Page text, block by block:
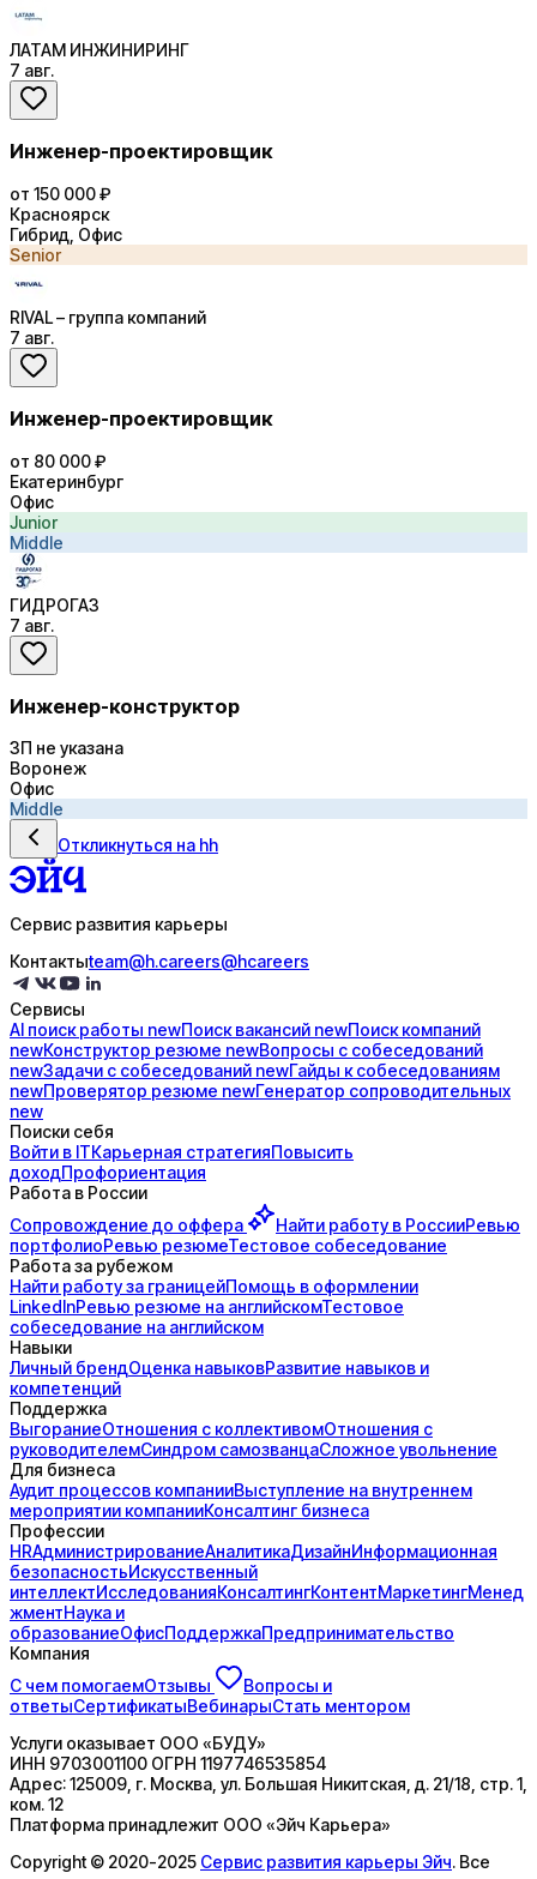
ЛАТАМ ИНЖИНИРИНГ
7 авг.
Инженер-проектировщик
от 150 000 ₽
Красноярск
Гибрид, Офис
Senior
RIVAL – группа компаний
7 авг.
Инженер-проектировщик
от 80 000 ₽
Екатеринбург
Офис
Junior
Middle
ГИДРОГАЗ
7 авг.
Инженер-конструктор
ЗП не указана
Воронеж
Офис
Middle
Откликнуться на hh
Сервис развития карьеры
Контактыteam@h.careers@hcareers
Сервисы
AI поискработы newПоисквакансий newПоисккомпаний
newКонструктор резюме newВопросы с собеседований
newЗадачи с собеседований newГайды ксобеседованиям
newПроверятор резюме newГенератор сопроводительных
new
Поиски себя
Войти в ITКарьерная стратегияПовысить
доходПрофориентация
Работа в России
Сопровождение до оффера Найти работу в РоссииРевью
портфолиоРевью резюмеТестовое собеседование
Работа за рубежом
Найти работу за границейПомощь в оформлении
LinkedInРевью резюме на английскомТестовое
собеседование на английском
Навыки
Личный брендОценка навыковРазвитие навыков и
компетенций
Поддержка
ВыгораниеОтношения с коллективомОтношения с
руководителемСиндром самозванцаСложное увольнение
Для бизнеса
Аудит процессов компанииВыступление на внутреннем
мероприятии компанииКонсалтинг бизнеса
Профессии
HRАдминистрированиеАналитикаДизайнИнформационная
безопасностьИскусственный
интеллектИсследованияКонсалтингКонтентМаркетингМенед
жментНаука и
образованиеОфисПоддержкаПредпринимательство
Компания
С чем помогаемОтзывы
Вопросы и
ответыСертификатыВебинарыСтать ментором
Услуги оказывает ООО «БУДУ»
ИНН 9703001100 ОГРН 1197746535854
Адрес:125009, г. Москва, ул. Большая Никитская, д. 21/18, стр. 1,
ком. 12
Платформа принадлежит ООО «Эйч Карьера»
Copyright © 2020-2025 Сервис развития карьеры Эйч. Все